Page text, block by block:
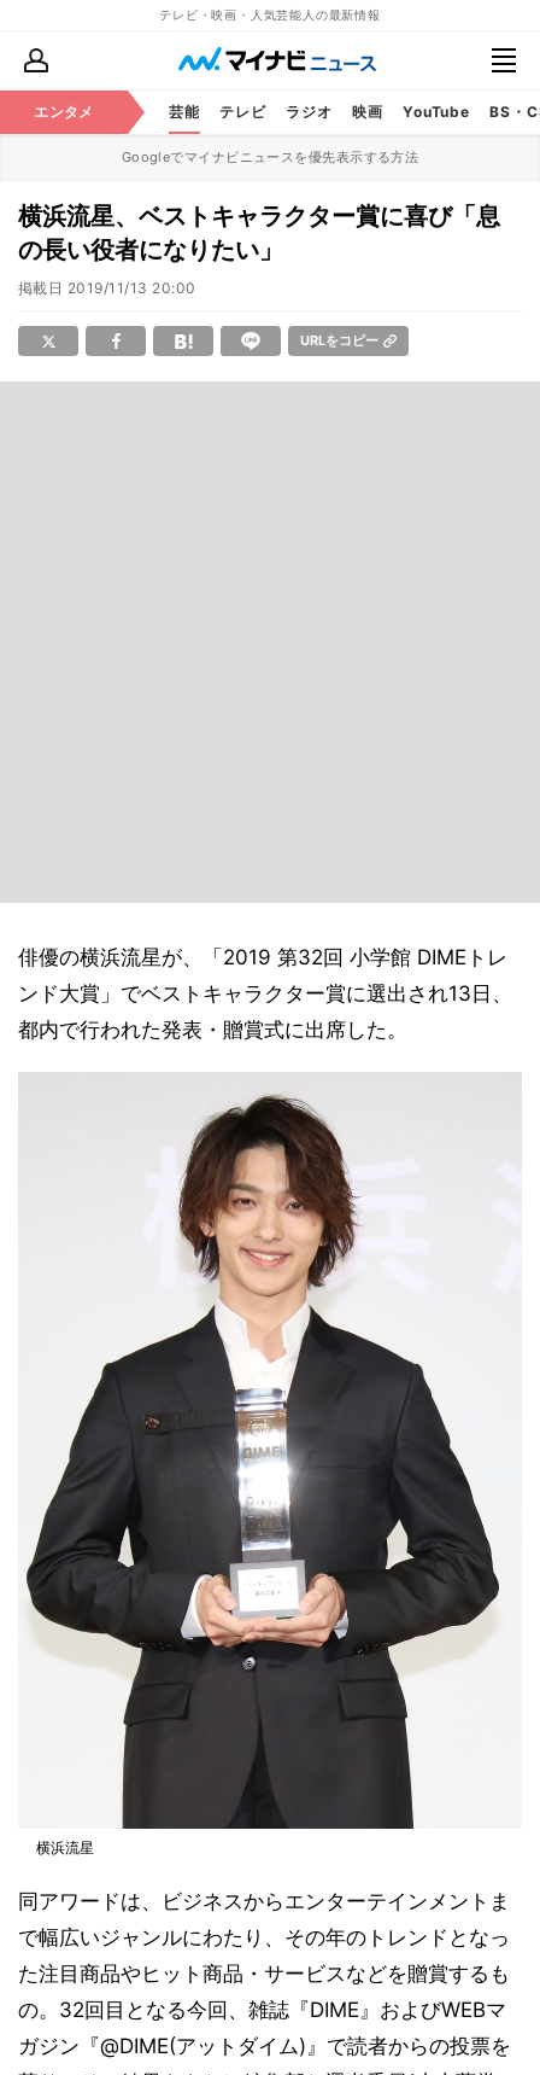
テレビ・映画・人気芸能人の最新情報
エンタメ 芸能 テレビ ラジオ 映画 YouTube BS・
Googleでマイナビニュースを優先表示する方法
横浜流星、ベストキャラクター賞に喜び「息
の長い役者になりたい」
掲載日 2019/11/13 20:00
URLをコピー
俳優の横浜流星が、「2019 第32回 小学館 DIMEトレ
ンド大賞」でベストキャラクター賞に選出され13日、
都内で行われた発表・贈賞式に出席した。
横浜流星
同アワードは、ビジネスからエンターテインメントま
で幅広いジャンルにわたり、その年のトレンドとなっ
た注目商品やヒット商品・サービスなどを贈賞するも
の。32回目となる今回、雑誌『DIME』およびWEBマ
ガジン『@DIME(アットダイム)』で読者からの投票を